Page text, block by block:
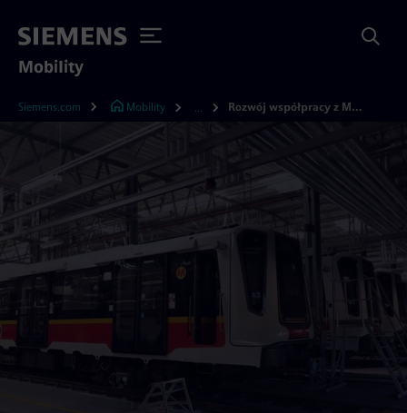
Mobility
Siemens.com Mobility Rozwój współpracy z Metrem Warszawskim